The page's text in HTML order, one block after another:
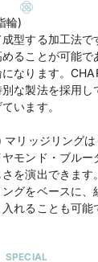
輪)
型する加工法で
ることが可能で
なります。
な製法を採用し
います。
リッジリング
モンド・ブルー
を演出できます
グをベースに、
れることも可能
SPECIAL